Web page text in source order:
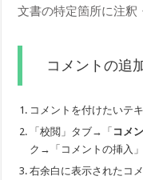
文書の特定箇所に注釈
コメントの追
コメントを付けたいテ
「校閲」タブ→「 コメ
ク→「コメントの挿入」
右余白に表示されたコ